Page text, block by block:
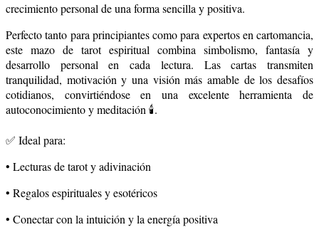
crecimiento personal de una forma sencilla y positiva.
Perfecto tanto para principiantes como para expertos en cartomancia,
este mazo de tarot espiritual combina simbolismo, fantasía y
desarrollo personal en cada lectura. Las cartas transmiten
tranquilidad, motivación y una visión más amable de los desafíos
cotidianos, convirtiéndose en una excelente herramienta de
autoconocimiento y meditación 🕯️.
✅ Ideal para:
• Lecturas de tarot y adivinación
• Regalos espirituales y esotéricos
• Conectar con la intuición y la energía positiva